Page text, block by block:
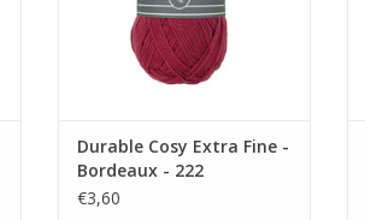
Durable Cosy Extra Fine -
Bordeaux - 222
€3,60